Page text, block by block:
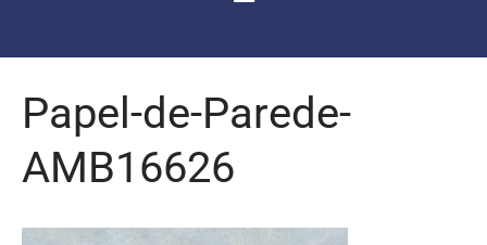
Papel-de-Parede-
AMB16626